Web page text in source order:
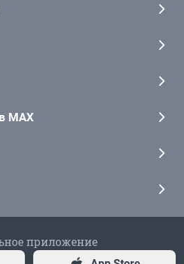
MAX
приложение